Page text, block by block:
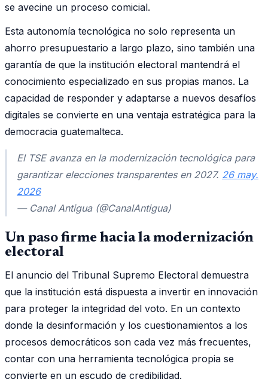
se avecine un proceso comicial.
Esta autonomía tecnológica no solo representa un
ahorro presupuestario a largo plazo, sino también una
garantía de que la institución electoral mantendrá el
conocimiento especializado en sus propias manos. La
capacidad de responder y adaptarse a nuevos desafíos
digitales se convierte en una ventaja estratégica para la
democracia guatemalteca.
El TSE avanza en la modernización tecnológica para
garantizar elecciones transparentes en 2027. 26 may.
2026
— Canal Antigua (@CanalAntigua)
Un paso firme hacia la modernización
electoral
El anuncio del Tribunal Supremo Electoral demuestra
que la institución está dispuesta a invertir en innovación
para proteger la integridad del voto. En un contexto
donde la desinformación y los cuestionamientos a los
procesos democráticos son cada vez más frecuentes,
contar con una herramienta tecnológica propia se
convierte en un escudo de credibilidad.